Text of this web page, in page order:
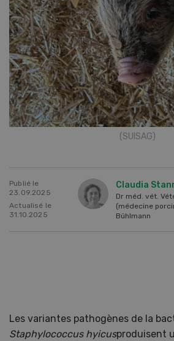
(SUISAG)
Publié le
23.09.2025
Actualisé le
31.10.2025
Claudia
Dr méd. vét.
(médecine
Bühlmann
Les variantes pathogènes de la
Staphylococcus hyicusproduisent